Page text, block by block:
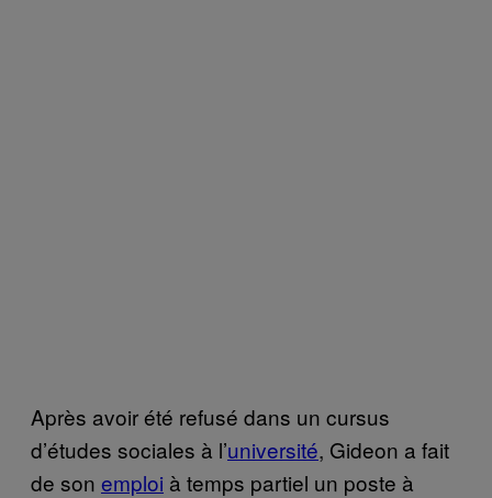
Après avoir été refusé dans un cursus
d’études sociales à l’université, Gideon a fait
de son emploi à temps partiel un poste à